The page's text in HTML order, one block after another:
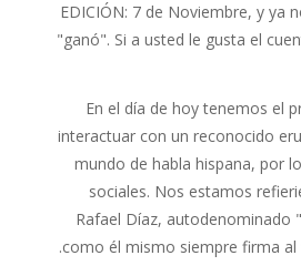
EDICIÓN: 7 de Noviembre, y ya
"ganó". Si a usted le gusta el
En el día de hoy tenemos el
interactuar con un reconocido
mundo de habla hispana, por
sociales. Nos estamos
Rafael Díaz, autodenominado
como él mismo siempre firma al